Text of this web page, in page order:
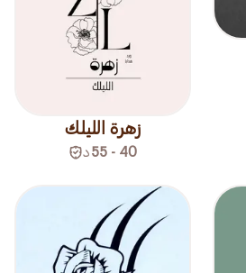
زهرة الليلك
40 - 55 د